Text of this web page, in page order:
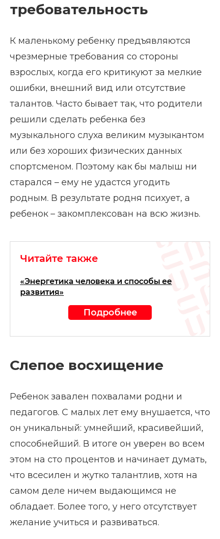
требовательность
К маленькому ребенку предъявляются
чрезмерные требования со стороны
взрослых, когда его критикуют за мелкие
ошибки, внешний вид или отсутствие
талантов. Часто бывает так, что родители
решили сделать ребенка без
музыкального слуха великим музыкантом
или без хороших физических данных
спортсменом. Поэтому как бы малыш ни
старался – ему не удастся угодить
родным. В результате родня психует, а
ребенок – закомплексован на всю жизнь.
Читайте также
«Энергетика человека и способы ее
развития»
Подробнее
Слепое восхищение
Ребенок завален похвалами родни и
педагогов. С малых лет ему внушается, что
он уникальный: умнейший, красивейший,
способнейший. В итоге он уверен во всем
этом на сто процентов и начинает думать,
что всесилен и жутко талантлив, хотя на
самом деле ничем выдающимся не
обладает. Более того, у него отсутствует
желание учиться и развиваться.